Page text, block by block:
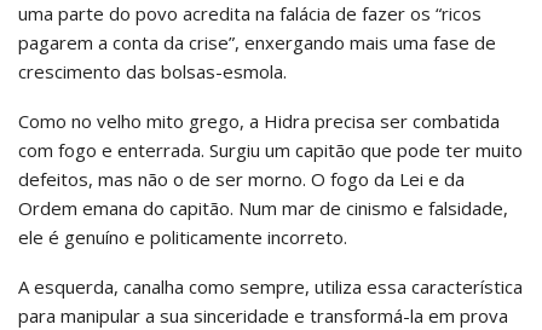
uma parte do povo acredita na falácia de fazer os “ricos
pagarem a conta da crise”, enxergando mais uma fase de
crescimento das bolsas-esmola.
Como no velho mito grego, a Hidra precisa ser combatida
com fogo e enterrada. Surgiu um capitão que pode ter muito
defeitos, mas não o de ser morno. O fogo da Lei e da
Ordem emana do capitão. Num mar de cinismo e falsidade,
ele é genuíno e politicamente incorreto.
A esquerda, canalha como sempre, utiliza essa característica
para manipular a sua sinceridade e transformá-la em prova